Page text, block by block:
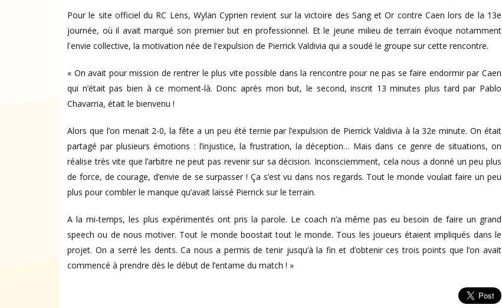
Pour le site officiel du RC Lens, Wylan Cyprien revient sur la victoire des Sang et Or contre Caen lors de la 13e
journée, où il avait marqué son premier but en professionnel. Et le jeune milieu de terrain évoque notamment
l'envie collective, la motivation née de l'expulsion de Pierrick Valdivia qui a soudé le groupe sur cette rencontre.
« On avait pour mission de rentrer le plus vite possible dans la rencontre pour ne pas se faire endormir par Caen
qui n’était pas bien à ce moment-là. Donc après mon but, le second, inscrit 13 minutes plus tard par Pablo
Chavarria, était le bienvenu !
Alors que l’on menait 2-0, la fête a un peu été ternie par l’expulsion de Pierrick Valdivia à la 32e minute. On était
partagé par plusieurs émotions : l’injustice, la frustration, la déception… Mais dans ce genre de situations, on
réalise très vite que l’arbitre ne peut pas revenir sur sa décision. Inconsciemment, cela nous a donné un peu plus
de force, de courage, d’envie de se surpasser ! Ça s’est vu dans nos regards. Tout le monde voulait faire un peu
plus pour combler le manque qu’avait laissé Pierrick sur le terrain.
A la mi-temps, les plus expérimentés ont pris la parole. Le coach n’a même pas eu besoin de faire un grand
speech ou de nous motiver. Tout le monde boostait tout le monde. Tous les joueurs étaient impliqués dans le
projet. On a serré les dents. Ca nous a permis de tenir jusqu’à la fin et d’obtenir ces trois points que l’on avait
commencé à prendre dès le début de l’entame du match ! »